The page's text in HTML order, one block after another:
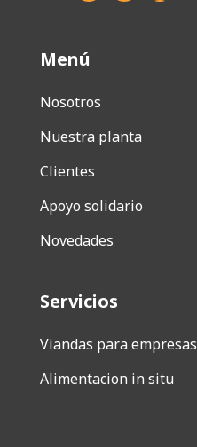
Menú
Nosotros
Nuestra planta
Clientes
Apoyo solidario
Novedades
Servicios
Viandas para empresas
Alimentacion in situ